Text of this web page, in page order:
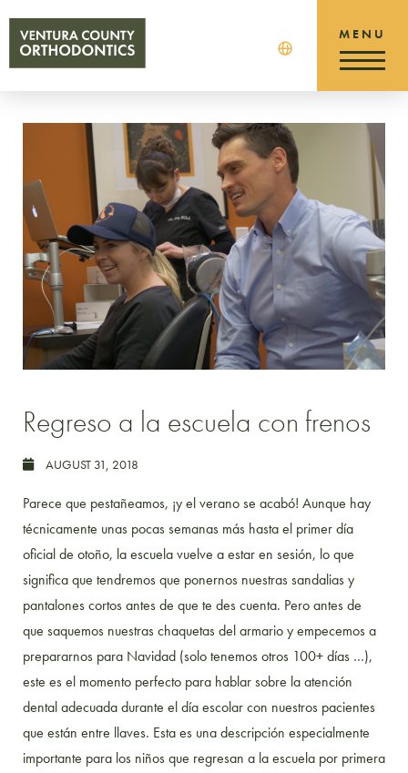
Regreso a la escuela con frenos
AUGUST 31, 2018
Parece que pestañeamos, ¡y el verano se acabó! Aunque hay
técnicamente unas pocas semanas más hasta el primer día
oficial de otoño, la escuela vuelve a estar en sesión, lo que
significa que tendremos que ponernos nuestras sandalias y
pantalones cortos antes de que te des cuenta. Pero antes de
que saquemos nuestras chaquetas del armario y empecemos a
prepararnos para Navidad (solo tenemos otros 100+ días …),
este es el momento perfecto para hablar sobre la atención
dental adecuada durante el día escolar con nuestros pacientes
que están entre llaves. Esta es una descripción especialmente
importante para los niños que regresan a la escuela por primera